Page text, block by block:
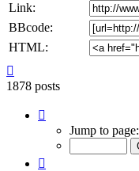
Link:
BBcode:
HTML:
1878 posts
122
Jump to page: